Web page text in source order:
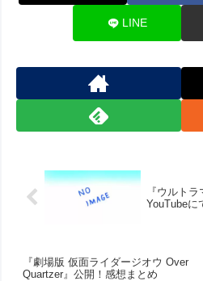
LINE
『ウルト
YouTubeに
『劇場版 仮面ライダージオウ Over
Quartzer』公開！感想まとめ